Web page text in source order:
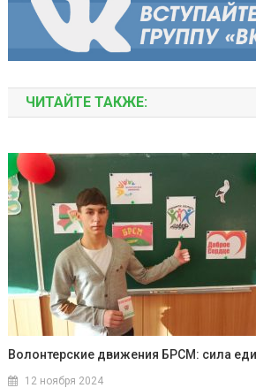
ЧИТАЙТЕ ТАКЖЕ:
Волонтерские движения БРСМ: сила
12 ноября 2024